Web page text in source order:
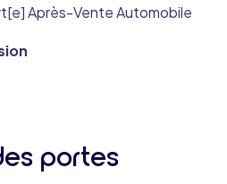
Après-Vente Automobile
portes